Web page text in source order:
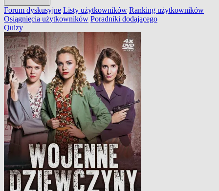
Forum dyskusyjne Listy użytkowników Ranking użytkowników
Osiągnięcia użytkowników Poradniki dodającego
Quizy